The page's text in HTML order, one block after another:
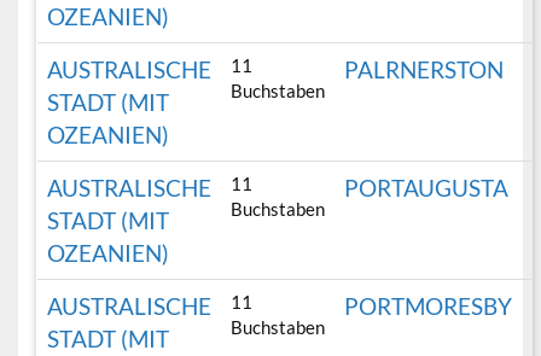
OZEANIEN)
AUSTRALISCHE
STADT (MIT
OZEANIEN)
11
Buchstaben
PALRNERSTON
AUSTRALISCHE
STADT (MIT
OZEANIEN)
11
Buchstaben
PORTAUGUSTA
AUSTRALISCHE
STADT (MIT
11
Buchstaben
PORTMORESBY